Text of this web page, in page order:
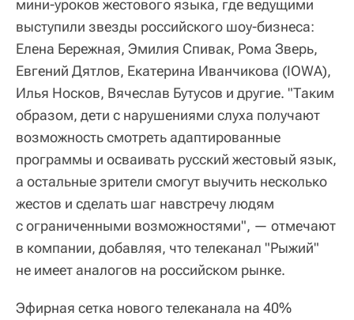
мини-уроков жестового языка, где ведущими
выступили звезды российского шоу-бизнеса:
Елена Бережная, Эмилия Спивак, Рома Зверь,
Евгений Дятлов, Екатерина Иванчикова (IOWA),
Илья Носков, Вячеслав Бутусов и другие. "Таким
образом, дети с нарушениями слуха получают
возможность смотреть адаптированные
программы и осваивать русский жестовый язык,
а остальные зрители смогут выучить несколько
жестов и сделать шаг навстречу людям
с ограниченными возможностями", — отмечают
в компании, добавляя, что телеканал "Рыжий"
не имеет аналогов на российском рынке.
Эфирная сетка нового телеканала на 40%